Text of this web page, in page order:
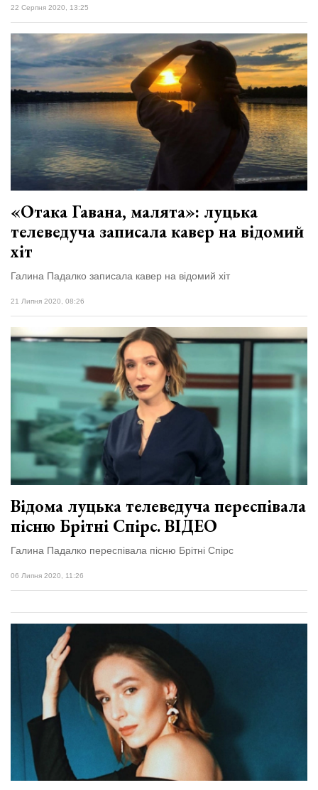
22 Серпня 2020, 13:25
«Отака Гавана, малята»: луцька
телеведуча записала кавер на відомий
хіт
Галина Падалко записала кавер на відомий хіт
21 Липня 2020, 08:26
Відома луцька телеведуча переспівала
пісню Брітні Спірс. ВІДЕО
Галина Падалко переспівала пісню Брітні Спірс
06 Липня 2020, 11:26